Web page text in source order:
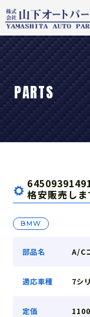
PARTS
格安販売しま
BMW
部品名 A/C
適応車種 7シ
定価